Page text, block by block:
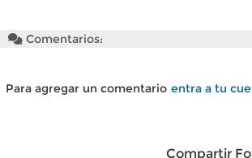
Comentarios:
Para agregar un comentario entra a tu
Compartir